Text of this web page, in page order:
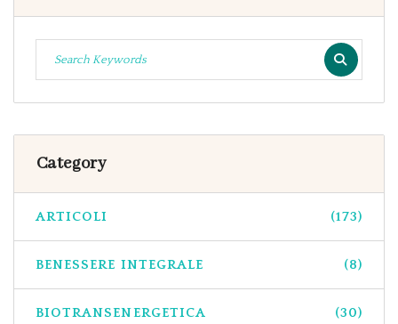
Category
ARTICOLI (173)
BENESSERE INTEGRALE (8)
BIOTRANSENERGETICA (30)